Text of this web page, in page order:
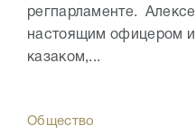
регпарламенте.
настоящим офицером
казаком,...
Общество